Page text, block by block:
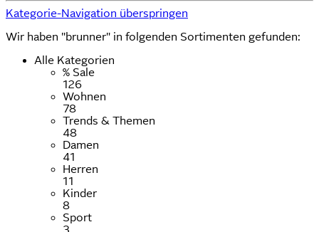
Kategorie-Navigation überspringen
Wir haben "brunner" in folgenden Sortimenten gefunden:
Alle Kategorien
% Sale
126
Wohnen
78
Trends & Themen
48
Damen
41
Herren
11
Kinder
8
Sport
3